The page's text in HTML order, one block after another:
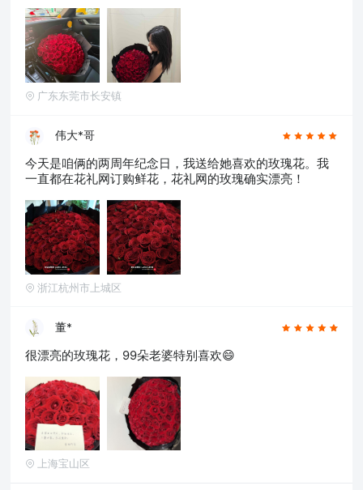
广东东莞市长安镇
伟大*哥
今天是咱俩的两周年纪念日，我送给她喜欢的玫瑰花。我
一直都在花礼网订购鲜花，花礼网的玫瑰确实漂亮！
浙江杭州市上城区
董*
很漂亮的玫瑰花，99朵老婆特别喜欢😄
上海宝山区